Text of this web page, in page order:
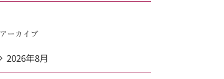
アーカイブ
2026年8月